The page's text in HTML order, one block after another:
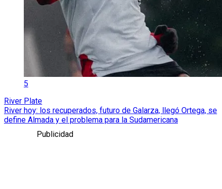
5
River Plate
River hoy: los recuperados, futuro de Galarza, llegó Ortega, se
define Almada y el problema para la Sudamericana
Publicidad